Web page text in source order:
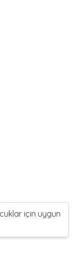
için uygun